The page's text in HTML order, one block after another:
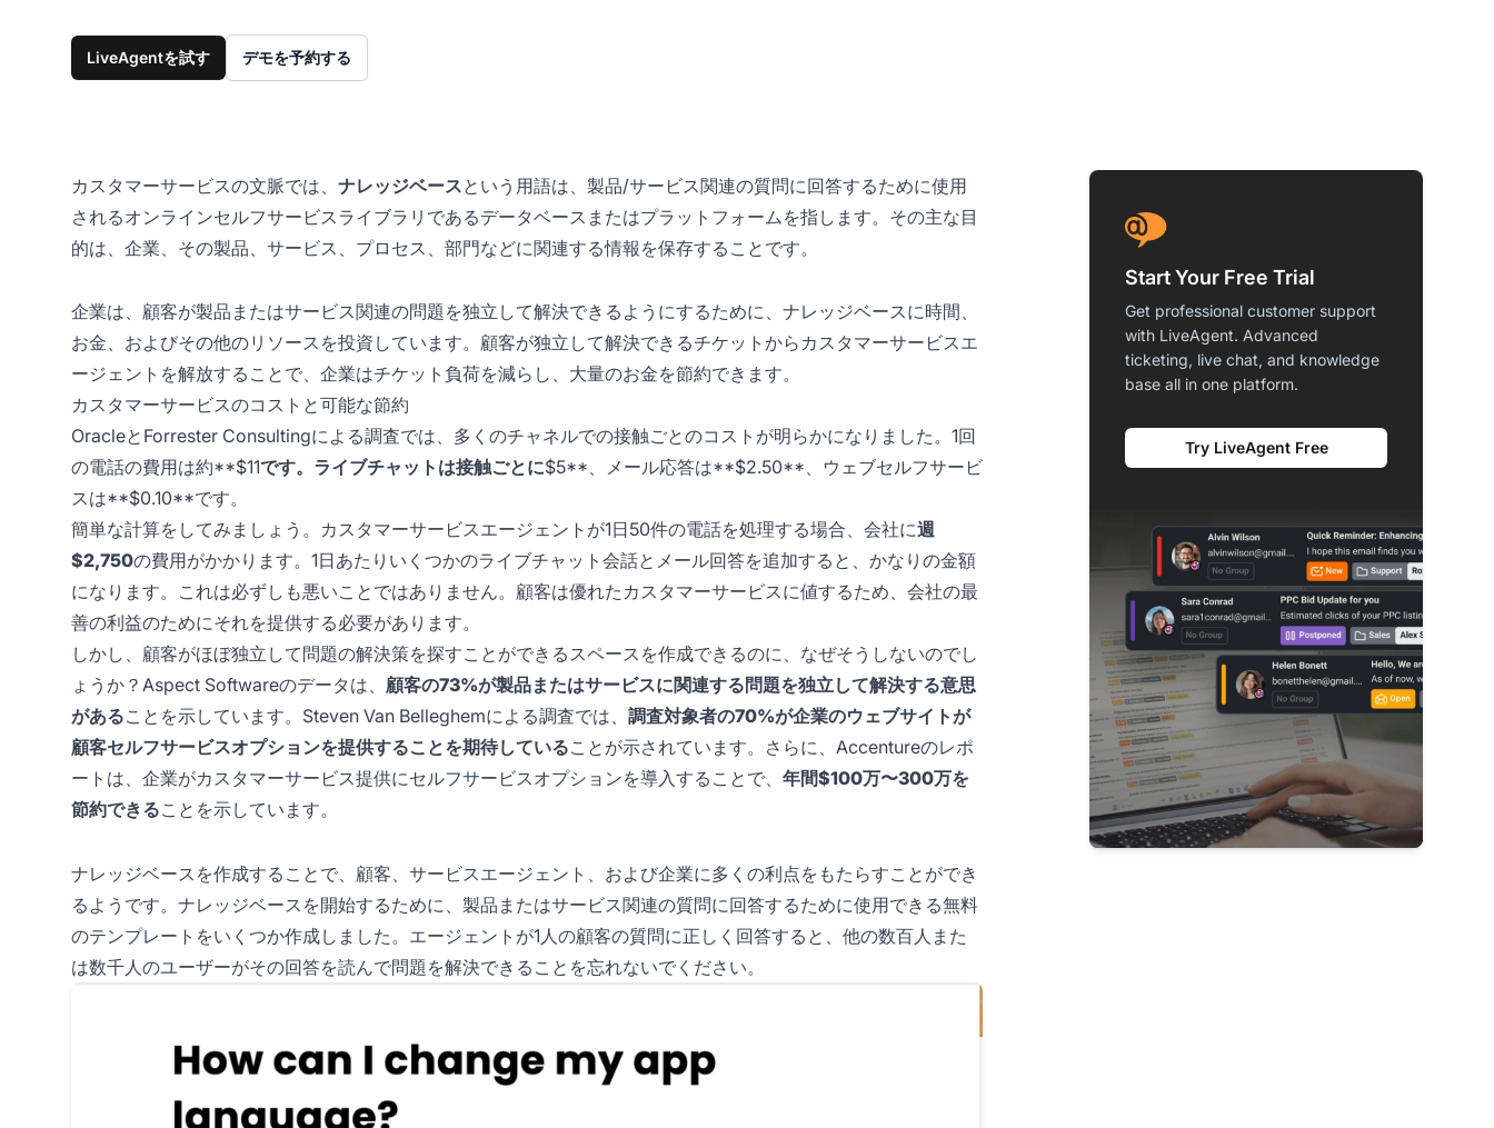
LiveAgentを試す デモを予約する
カスタマーサービスの文脈では、 ナレッジベースという用語は、製品/サービス関連の質問に回答するために使用
されるオンラインセルフサービスライブラリであるデータベースまたはプラットフォームを指します。その主な目
的は、企業、その製品、サービス、プロセス、部門などに関連する情報を保存することです。
企業は、顧客が製品またはサービス関連の問題を独立して解決できるようにするために、ナレッジベースに時間、
お金、およびその他のリソースを投資しています。顧客が独立して解決できるチケットからカスタマーサービスエ
ージェントを解放することで、企業はチケット負荷を減らし、大量のお金を節約できます。
カスタマーサービスのコストと可能な節約
OracleとForrester Consultingによる調査では、多くのチャネルでの接触ごとのコストが明らかになりました。1回
の電話の費用は約**$11です。ライブチャットは接触ごとに$5**、メール応答は**$2.50**、ウェブセルフサービ
スは**$0.10**です。
簡単な計算をしてみましょう。カスタマーサービスエージェントが1日50件の電話を処理する場合、会社に週
$2,750の費用がかかります。1日あたりいくつかのライブチャット会話とメール回答を追加すると、かなりの金額
になります。これは必ずしも悪いことではありません。顧客は優れたカスタマーサービスに値するため、会社の最
善の利益のためにそれを提供する必要があります。
しかし、顧客がほぼ独立して問題の解決策を探すことができるスペースを作成できるのに、なぜそうしないのでし
ょうか？Aspect Softwareのデータは、 顧客の73%が製品またはサービスに関連する問題を独立して解決する意思
があることを示しています。Steven Van Belleghemによる調査では、 調査対象者の70%が企業のウェブサイトが
顧客セルフサービスオプションを提供することを期待していることが示されています。さらに、Accentureのレポ
ートは、企業がカスタマーサービス提供にセルフサービスオプションを導入することで、 年間$100万〜300万を
節約できることを示しています。
ナレッジベースを作成することで、顧客、サービスエージェント、および企業に多くの利点をもたらすことができ
るようです。ナレッジベースを開始するために、製品またはサービス関連の質問に回答するために使用できる無料
のテンプレートをいくつか作成しました。エージェントが1人の顧客の質問に正しく回答すると、他の数百人また
は数千人のユーザーがその回答を読んで問題を解決できることを忘れないでください。
Start Your Free Trial
Get professional customer support
with LiveAgent. Advanced
ticketing, live chat, and knowledge
base all in one platform.
Try LiveAgent Free